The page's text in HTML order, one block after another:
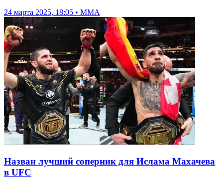
24 марта 2025, 18:05 • ММА
Назван лучший соперник для Ислама Махачева
в UFC